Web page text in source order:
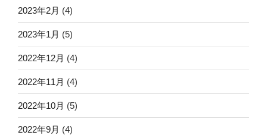
2023年2月 (4)
2023年1月 (5)
2022年12月 (4)
2022年11月 (4)
2022年10月 (5)
2022年9月 (4)